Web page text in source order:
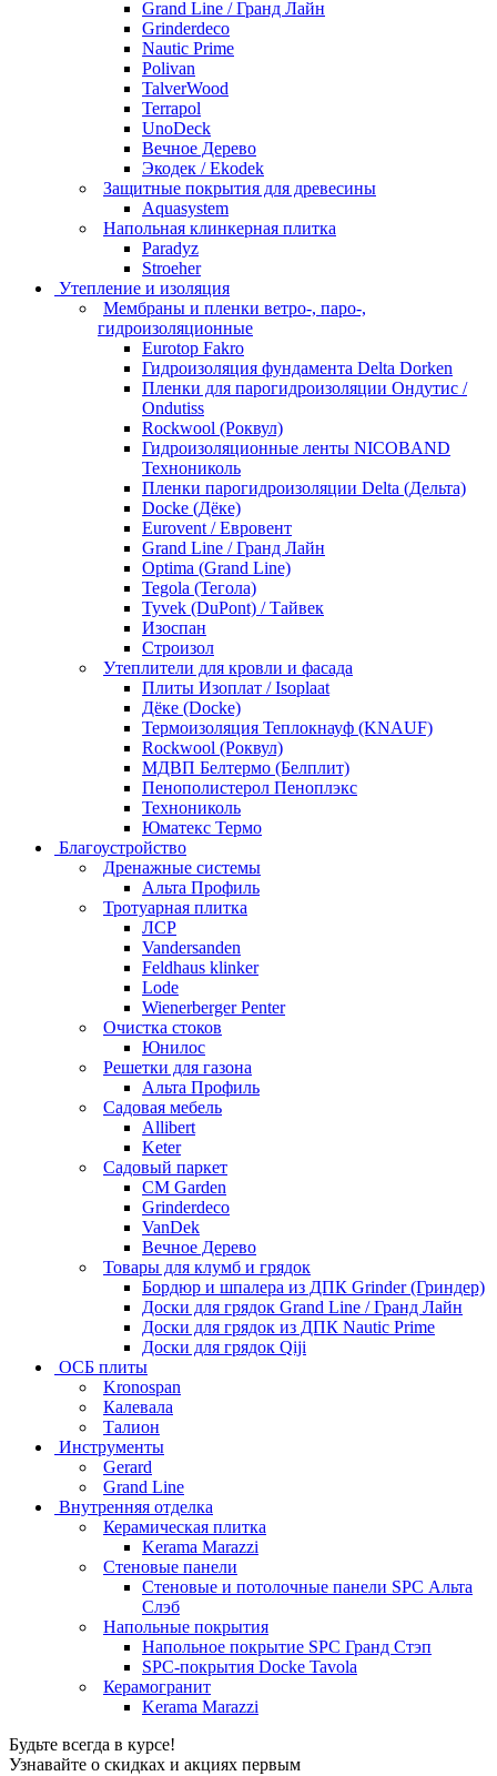
Grand Line / Гранд Лайн
Grinderdeco
Nautic Prime
Polivan
TalverWood
Terrapol
UnoDeck
Вечное Дерево
Экодек / Ekodek
Защитные покрытия для древесины
Aquasystem
Напольная клинкерная плитка
Paradyz
Stroeher
Утепление и изоляция
Мембраны и пленки ветро-, паро-,
гидроизоляционные
Eurotop Fakro
Гидроизоляция фундамента Delta Dorken
Пленки для парогидроизоляции Ондутис /
Ondutiss
Rockwool (Роквул)
Гидроизоляционные ленты NICOBAND
Технониколь
Пленки парогидроизоляции Delta (Дельта)
Docke (Дёке)
Eurovent / Евровент
Grand Line / Гранд Лайн
Optima (Grand Line)
Tegola (Тегола)
Tyvek (DuPont) / Тайвек
Изоспан
Строизол
Утеплители для кровли и фасада
Плиты Изоплат / Isoplaat
Дёке (Docke)
Термоизоляция Теплокнауф (KNAUF)
Rockwool (Роквул)
МДВП Белтермо (Белплит)
Пенополистерол Пеноплэкс
Технониколь
Юматекс Термо
Благоустройство
Дренажные системы
Альта Профиль
Тротуарная плитка
ЛСР
Vandersanden
Feldhaus klinker
Lode
Wienerberger Penter
Очистка стоков
Юнилос
Решетки для газона
Альта Профиль
Садовая мебель
Allibert
Keter
Садовый паркет
CM Garden
Grinderdeco
VanDek
Вечное Дерево
Товары для клумб и грядок
Бордюр и шпалера из ДПК Grinder (Гриндер)
Доски для грядок Grand Line / Гранд Лайн
Доски для грядок из ДПК Nautic Prime
Доски для грядок Qiji
ОСБ плиты
Kronospan
Калевала
Талион
Инструменты
Gerard
Grand Line
Внутренняя отделка
Керамическая плитка
Kerama Marazzi
Стеновые панели
Стеновые и потолочные панели SPC Альта
Слэб
Напольные покрытия
Напольное покрытие SPC Гранд Стэп
SPC-покрытия Docke Tavola
Керамогранит
Kerama Marazzi
Будьте всегда в курсе!
Узнавайте о скидках и акциях первым